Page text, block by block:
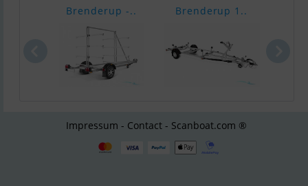
Brenderup -.. Brenderup 1..
Impressum - Contact - Scanboat.com ®